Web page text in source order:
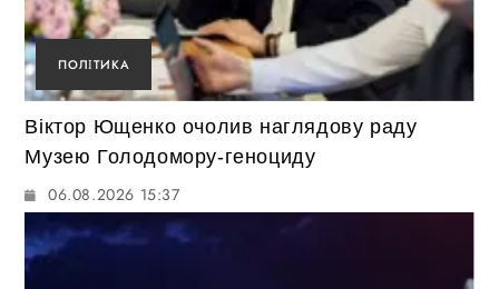
ПОЛІТИКА
Віктор Ющенко очолив наглядову раду
Музею Голодомору-геноциду
06.08.2026 15:37